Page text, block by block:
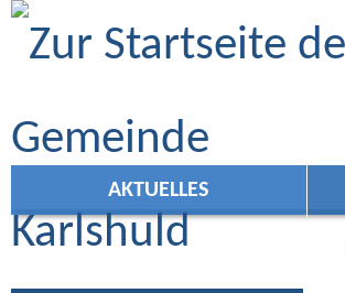
Zum Inhalt
AKTUELLES